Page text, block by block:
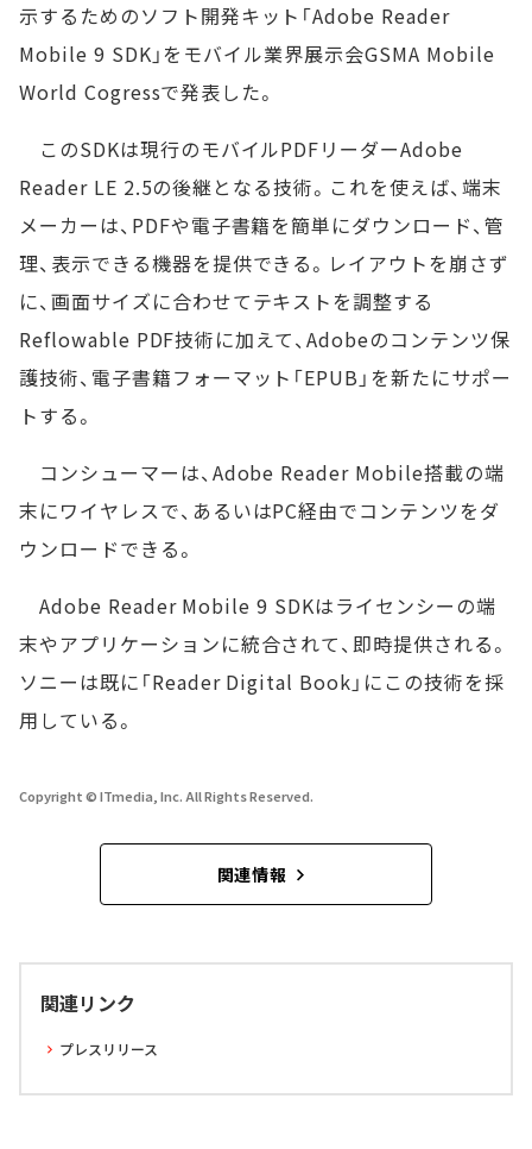
示するためのソフト開発キット「Adobe Reader
Mobile 9 SDK」をモバイル業界展示会GSMA Mobile
World Cogressで発表した。
このSDKは現行のモバイルPDFリーダーAdobe
Reader LE 2.5の後継となる技術。これを使えば、端末
メーカーは、PDFや電子書籍を簡単にダウンロード、管
理、表示できる機器を提供できる。レイアウトを崩さず
に、画面サイズに合わせてテキストを調整する
Reflowable PDF技術に加えて、Adobeのコンテンツ保
護技術、電子書籍フォーマット「EPUB」を新たにサポー
トする。
コンシューマーは、Adobe Reader Mobile搭載の端
末にワイヤレスで、あるいはPC経由でコンテンツをダ
ウンロードできる。
Adobe Reader Mobile 9 SDKはライセンシーの端
末やアプリケーションに統合されて、即時提供される。
ソニーは既に「Reader Digital Book」にこの技術を採
用している。
Copyright © ITmedia, Inc. All Rights Reserved.
関連情報
関連リンク
プレスリリース